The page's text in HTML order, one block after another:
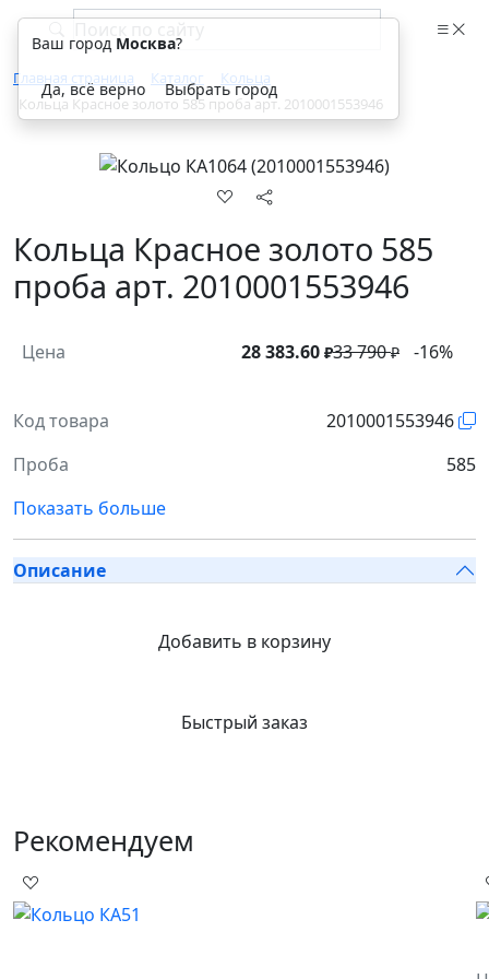
Главная страница Каталог
Кольца
Кольца Красное золото 585 проба арт. 2010001553946
Кольца Красное золото 585
проба арт. 2010001553946
Цена 28 383.60 ₽33 790₽ -16%
Код товара
2010001553946
Проба
585
Показать больше
Описание
Добавить в корзину
Быстрый заказ
Рекомендуем
Ваш город Москва?
Да, всё верно Выбрать город